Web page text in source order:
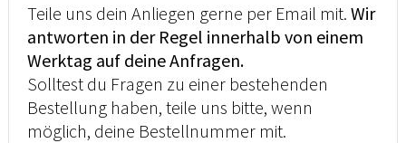
Teile uns dein Anliegen gerne per Email mit. Wir
antworten in der Regel innerhalb von einem
Werktag auf deine Anfragen.
Solltest du Fragen zu einer bestehenden
Bestellung haben, teile uns bitte, wenn
möglich, deine Bestellnummer mit.